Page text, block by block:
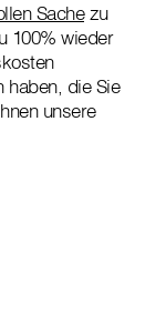
Sachezu
100% wieder
haben, die Sie
unsere